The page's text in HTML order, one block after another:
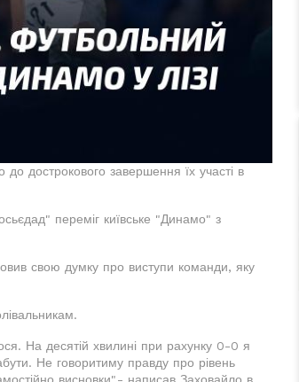
дострокового завершення їх участі в
переміг київське "Динамо" з
свою думку про виступи команди, яку
На десятій хвилині при рахунку 0-0 я
Не говоритиму правду про рівень
висновки",- написав Заховайло в